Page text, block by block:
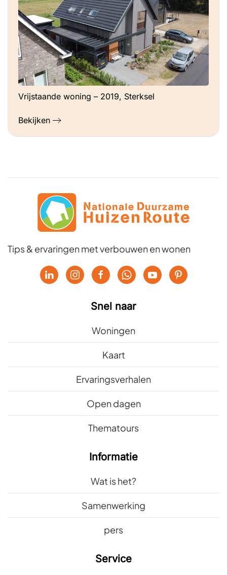
Vrijstaande woning – 2019, Sterksel
Bekijken
Tips & ervaringen met verbouwen en wonen
Snel naar
Woningen
Kaart
Ervaringsverhalen
Open dagen
Thematours
Informatie
Wat is het?
Samenwerking
pers
Service